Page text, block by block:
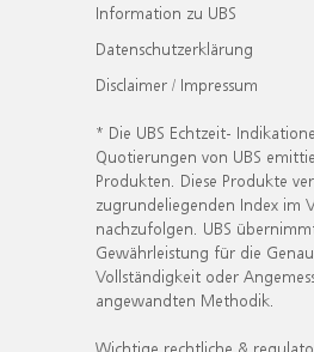
Information zu UBS
Datenschutzerklärung
Disclaimer / Impressum
* Die UBS Echtzeit-
Quotierungen von UBS
Produkten. Diese Produkte
zugrundeliegenden Index im
nachzufolgen. UBS
Gewährleistung für die
Vollständigkeit oder
angewandten Methodik.